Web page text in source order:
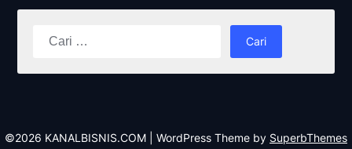
Cari
©2026 KANALBISNIS.COM | WordPress Theme by SuperbThemes